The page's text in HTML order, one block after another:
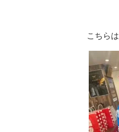
こちらは